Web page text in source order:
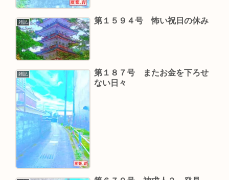
雑記 第１５９４号 怖い祝日の休み
雑記
第１８７号 またお金を下ろせ
ない日々